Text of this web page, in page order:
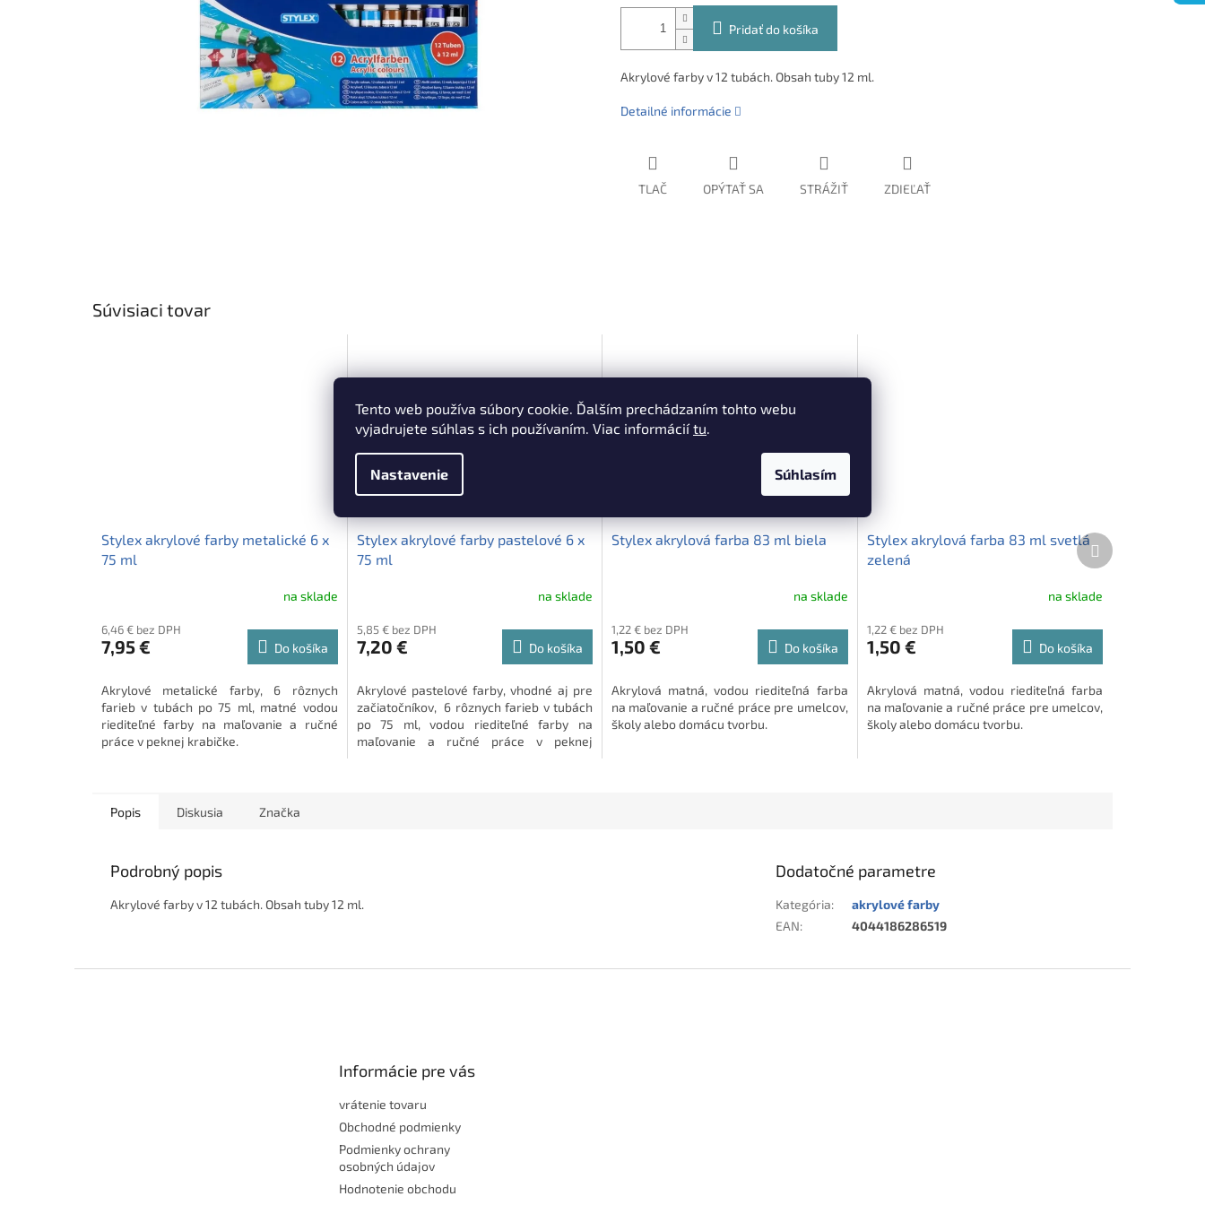
Tento web používa súbory cookie. Ďalším prechádzaním tohto webu
vyjadrujete súhlas s ich používaním. Viac informáciítu.
Nastavenie Súhlasím
Pridať do košíka
Akrylové farby v 12 tubách. Obsah tuby 12 ml.
Detailné informácie
TLAČ OPÝTAŤ SA STRÁŽIŤ ZDIEĽAŤ
Súvisiaci tovar
Stylex akrylové farby metalické 6 x
75 ml
na sklade
6,46 € bez DPH
7,95 € Do košíka
Akrylové metalické farby, 6 rôznych
farieb v tubách po 75 ml, matné vodou
riediteľné farby na maľovanie a ručné
práce v peknej krabičke.
Stylex akrylové farby pastelové 6 x
75 ml
na sklade
5,85 € bez DPH
7,20 € Do košíka
Akrylové pastelové farby, vhodné aj pre
začiatočníkov, 6 rôznych farieb v tubách
po 75 ml, vodou riediteľné farby na
maľovanie a ručné práce v peknej
Stylex akrylová farba 83 ml biela
na sklade
1,22 € bez DPH
1,50 € Do košíka
Akrylová matná, vodou riediteľná farba
na maľovanie a ručné práce pre umelcov,
školy alebo domácu tvorbu.
Stylex akrylová farba 83 ml svetlá
zelená
na sklade
1,22 € bez DPH
1,50 € Do košíka
Akrylová matná, vodou riediteľná farba
na maľovanie a ručné práce pre umelcov,
školy alebo domácu tvorbu.
Ďalší
produkt
Popis Diskusia Značka
Podrobný popis
Akrylové farby v 12 tubách. Obsah tuby 12 ml.
Dodatočné parametre
Kategória:
akrylové farby
EAN: 4044186286519
Informácie pre vás
vrátenie tovaru
Obchodné podmienky
Podmienky ochrany
osobných údajov
Hodnotenie obchodu